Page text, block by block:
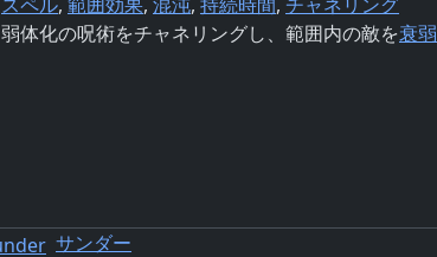
弱体化の呪術をチャネリングし、範囲内の敵を衰弱
サンダー